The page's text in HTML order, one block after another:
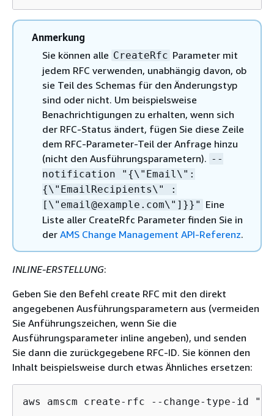
Anmerkung
Sie können alle CreateRfc Parameter mit
jedem RFC verwenden, unabhängig davon, ob
sie Teil des Schemas für den Änderungstyp
sind oder nicht. Um beispielsweise
Benachrichtigungen zu erhalten, wenn sich
der RFC-Status ändert, fügen Sie diese Zeile
dem RFC-Parameter-Teil der Anfrage hinzu
(nicht den Ausführungsparametern). --
notification " {\"Email\":
{\"EmailRecipients\" :
[\"email@example.com\"]}}" Eine
Liste aller CreateRfc Parameter finden Sie in
der AMS Change Management API-Referenz.
INLINE-ERSTELLUNG:
Geben Sie den Befehl create RFC mit den direkt
angegebenen Ausführungsparametern aus (vermeiden
Sie Anführungszeichen, wenn Sie die
Ausführungsparameter inline angeben), und senden
Sie dann die zurückgegebene RFC-ID. Sie können den
Inhalt beispielsweise durch etwas Ähnliches ersetzen:
aws amscm create-rfc --change-type-id